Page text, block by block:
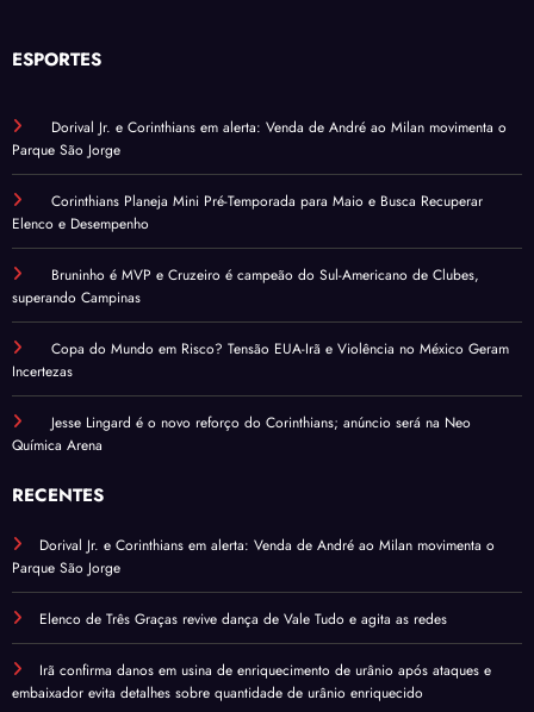
ESPORTES
Dorival Jr. e Corinthians em alerta: Venda de André ao Milan movimenta o
Parque São Jorge
Corinthians Planeja Mini Pré-Temporada para Maio e Busca Recuperar
Elenco e Desempenho
Bruninho é MVP e Cruzeiro é campeão do Sul-Americano de Clubes,
superando Campinas
Copa do Mundo em Risco? Tensão EUA-Irã e Violência no México Geram
Incertezas
Jesse Lingard é o novo reforço do Corinthians; anúncio será na Neo
Química Arena
RECENTES
Dorival Jr. e Corinthians em alerta: Venda de André ao Milan movimenta o
Parque São Jorge
Elenco de Três Graças revive dança de Vale Tudo e agita as redes
Irã confirma danos em usina de enriquecimento de urânio após ataques e
embaixador evita detalhes sobre quantidade de urânio enriquecido